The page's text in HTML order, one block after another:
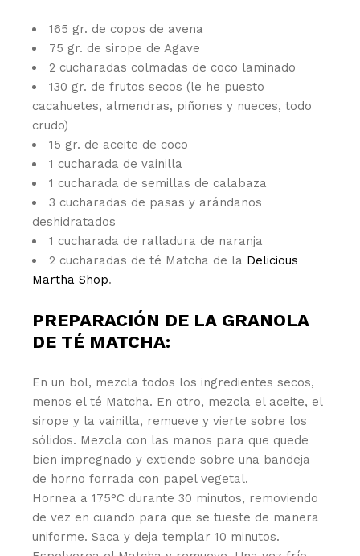
165 gr. de copos de avena
75 gr. de sirope de Agave
2 cucharadas colmadas de coco laminado
130 gr. de frutos secos (le he puesto
cacahuetes, almendras, piñones y nueces, todo
crudo)
15 gr. de aceite de coco
1 cucharada de vainilla
1 cucharada de semillas de calabaza
3 cucharadas de pasas y arándanos
deshidratados
1 cucharada de ralladura de naranja
2 cucharadas de té Matcha de la Delicious
Martha Shop.
PREPARACIÓN DE LA GRANOLA
DE TÉ MATCHA:
En un bol, mezcla todos los ingredientes secos,
menos el té Matcha. En otro, mezcla el aceite, el
sirope y la vainilla, remueve y vierte sobre los
sólidos. Mezcla con las manos para que quede
bien impregnado y extiende sobre una bandeja
de horno forrada con papel vegetal.
Hornea a 175°C durante 30 minutos, removiendo
de vez en cuando para que se tueste de manera
uniforme. Saca y deja templar 10 minutos.